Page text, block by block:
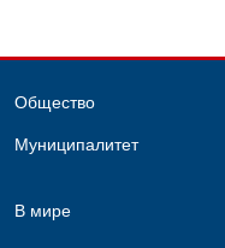
Общество
Муниципалитет
В мире